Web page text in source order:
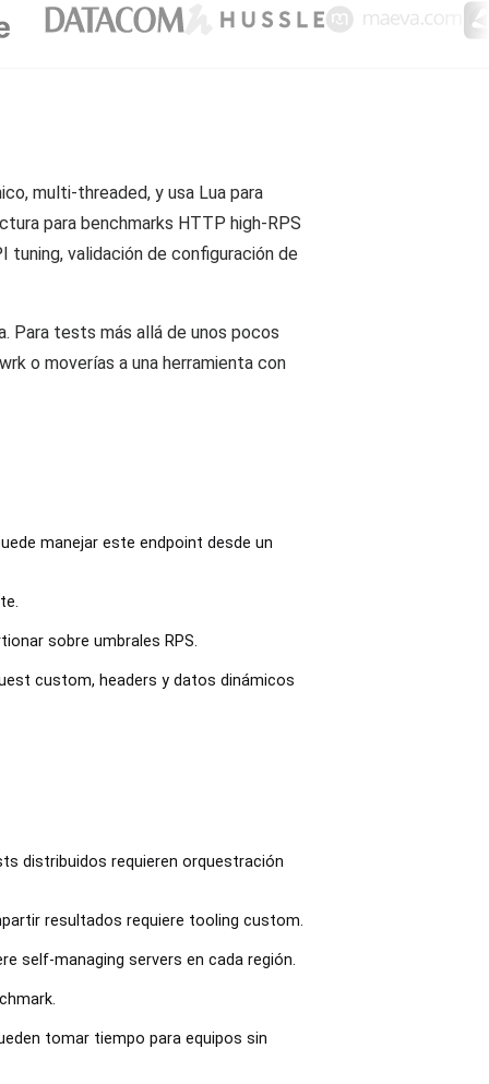
MCP
multi-threaded, y usa Lua para
para benchmarks HTTP high-RPS
tuning, validación de configuración de
Para tests más allá de unos pocos
o moverías a una herramienta con
manejar este endpoint desde un
sobre umbrales RPS.
custom, headers y datos dinámicos
distribuidos requieren orquestración
resultados requiere tooling custom.
self-managing servers en cada región.
tomar tiempo para equipos sin